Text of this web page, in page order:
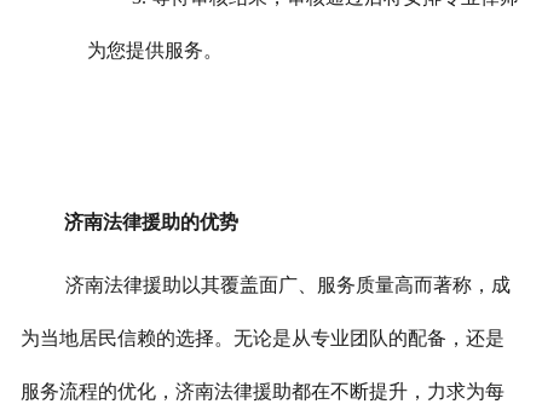
为您提供服务。
济南法律援助的优势
济南法律援助以其覆盖面广、服务质量高而著称，成
为当地居民信赖的选择。 无论是从专业团队的配备，还是
服务流程的优化，济南法律援助都在不断提升，力求为每